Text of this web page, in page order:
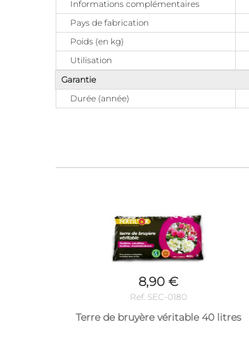
Informations complémentaires
Pays de fabrication
Poids (en kg)
Utilisation
Garantie
Durée (année)
8,90 €
Ref. SEC-0180
Terre de bruyère véritable 40 litres